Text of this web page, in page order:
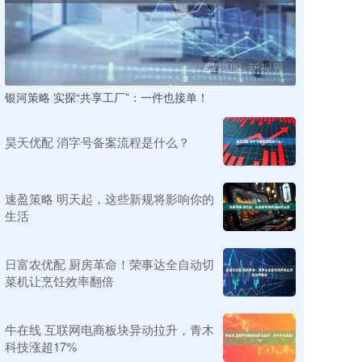
银河策略 实探“共享工厂”：一件也接单！
昊天优配 消字号备案流程是什么？
速盈策略 明天起，这些新规将影响你的
生活
日富农优配 厨房革命！荣事达全自动切
菜机让烹饪效率翻倍
牛在线 互联网电商板块异动拉升，青木
科技涨超17%